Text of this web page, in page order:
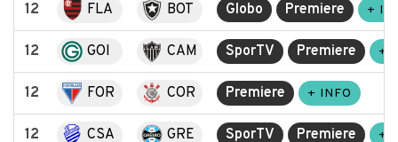
12 FLA BOT Globo Premiere +
12 GOI CAM SporTV Premiere +
12 FOR COR Premiere + INFO
12 CSA GRE SporTV Premiere +